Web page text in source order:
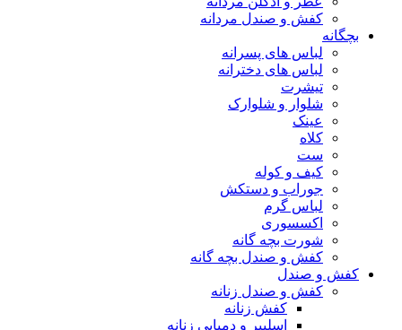
کفش و صندل مردانه
بچگانه
لباس های پسرانه
لباس های دخترانه
تیشرت
شلوار و شلوارک
عینک
کلاه
ست
کیف و کوله
جوراب و دستکش
لباس گرم
اکسسوری
شورت بچه گانه
کفش و صندل بچه گانه
کفش و صندل
کفش و صندل زنانه
کفش زنانه
اسلیپر و دمپایی زنانه